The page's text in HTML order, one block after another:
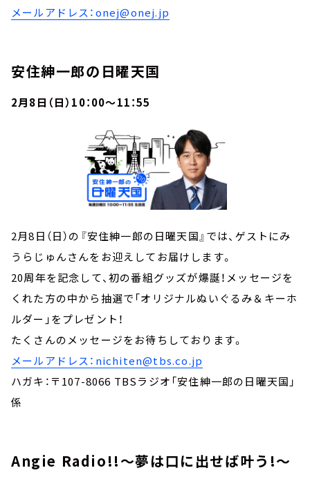
メールアドレス：onej@onej.jp
安住紳一郎の日曜天国
2月8日（日）10：00～11：55
2月8日（日）の『安住紳一郎の日曜天国』では、ゲストにみ
うらじゅんさんをお迎えしてお届けします。
20周年を記念して、初の番組グッズが爆誕！メッセージを
くれた方の中から抽選で「オリジナルぬいぐるみ＆キーホ
ルダー」をプレゼント！
たくさんのメッセージをお待ちしております。
メールアドレス：nichiten@tbs.co.jp
ハガキ：〒107-8066 TBSラジオ「安住紳一郎の日曜天国」
係
Angie Radio!!～夢は口に出せば叶う!～